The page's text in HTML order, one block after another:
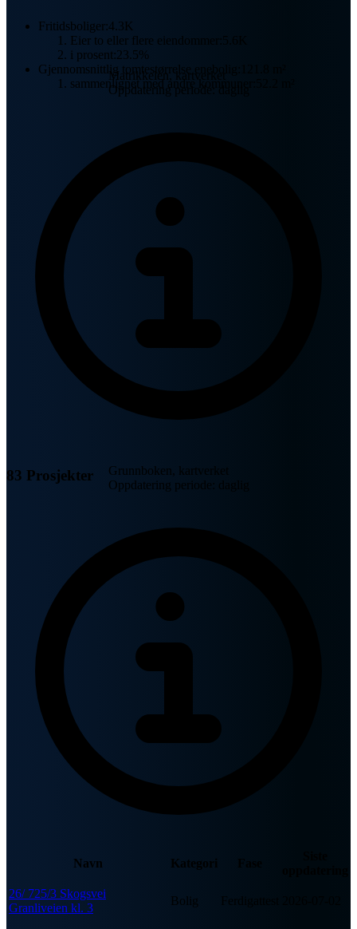
Fritidsboliger:4.3K
Eier to eller flere eiendommer:
i prosent:23.5%
Gjennomsnittlig tomtestørrelse enebolig:
sammenlignet med andre kommuner:
Matrikkelen, kartverket
Oppdatering periode: daglig
83 Prosjekter
Grunnboken, kartverket
Oppdatering periode: daglig
Navn Kategori
26/ 725/3 Skogsvei
Granliveien kl. 3
Bolig Ferdigattest